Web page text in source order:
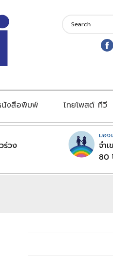
นังสือพิมพ์ ไทยโพสต์ ทีวี
ร่วง
มอง
จำ
80